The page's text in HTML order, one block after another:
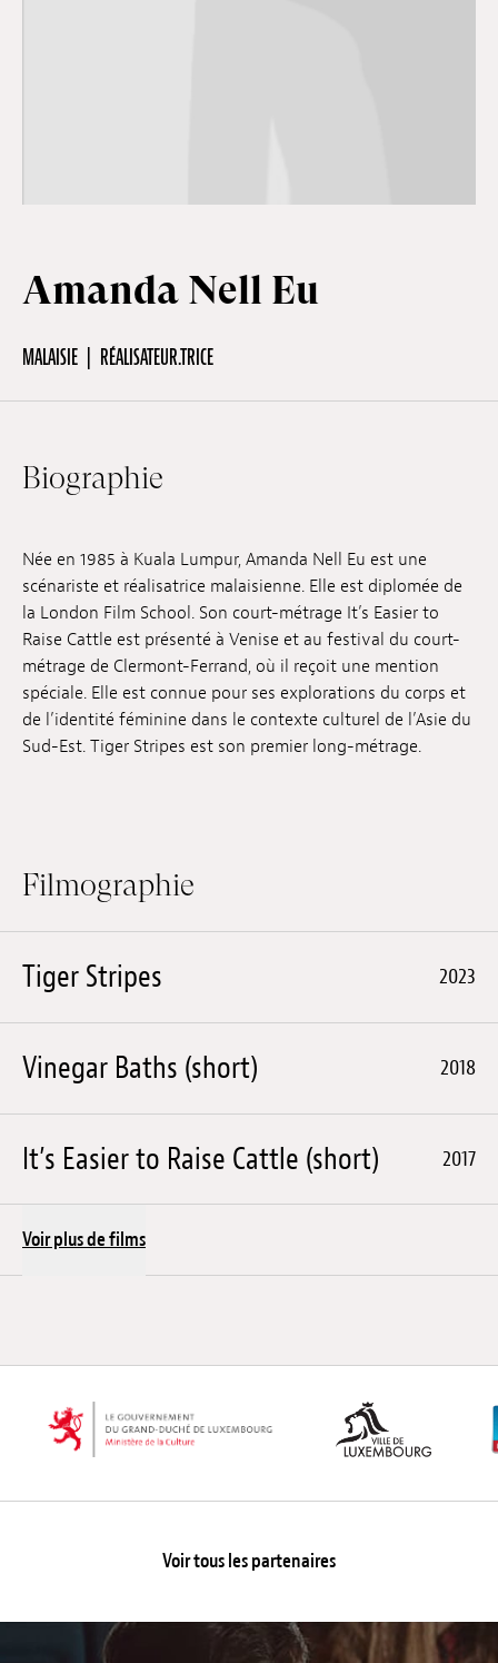
Scolaire
FR
Soumissions
Archives
Publications
Amanda Nell Eu
MALAISIE RÉALISATEUR.TRICE
Biographie
Née en 1985 à Kuala Lumpur, Amanda Nell Eu est une
scénariste et réalisatrice malaisienne. Elle est diplomée de
la London Film School. Son court-métrage It’s Easier to
Raise Cattle est présenté à Venise et au festival du court-
métrage de Clermont-Ferrand, où il reçoit une mention
spéciale. Elle est connue pour ses explorations du corps et
de l’identité féminine dans le contexte culturel de l’Asie du
Sud-Est. Tiger Stripes est son premier long-métrage.
Filmographie
Tiger Stripes 2023
Vinegar Baths (short) 2018
It’s Easier to Raise Cattle (short) 2017
Voir plus de films
Voir tous les partenaires